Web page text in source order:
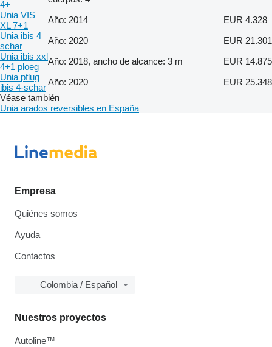
4+
Unia VIS
XL 7+1
Año: 2014
EUR 4.328
Unia ibis 4
schar
Año: 2020
EUR 21.301
Unia ibis xxl
4+1 ploeg
Año: 2018, ancho de alcance: 3 m
EUR 14.875
Unia pflug
ibis 4-schar
Año: 2020
EUR 25.348
Véase también
Unia arados reversibles en España
Empresa
Quiénes somos
Ayuda
Contactos
Colombia / Español
Nuestros proyectos
Autoline™